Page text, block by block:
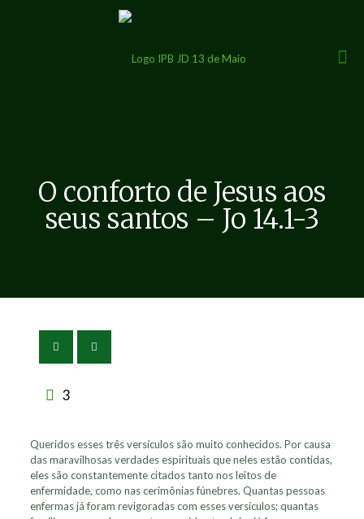
O conforto de Jesus aos
seus santos – Jo 14.1-3
3
Queridos esses três versículos são muito conhecidos. Por causa
das maravilhosas verdades espirituais que neles estão contidas,
eles são constantemente citados tanto nos leitos de
enfermidade, como nas cerimônias fúnebres. Quantas pessoas
enfermas já foram revigoradas com esses versículos; quantas